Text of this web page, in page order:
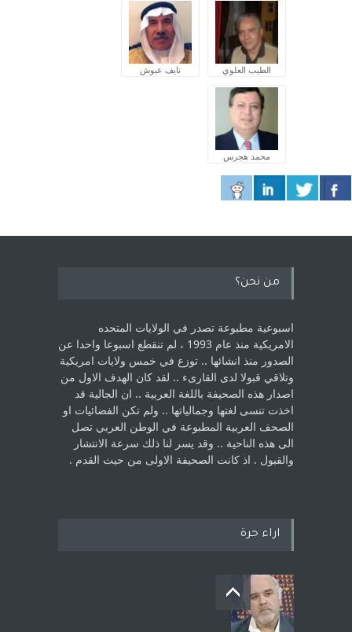
الطيب العلوي نايف عبوش
محمد هجرس
من نحن؟
اسبوعية مطبوعة تصدر في الولايات المتحده
الامريكية منذ عام 1993 ، لم ‏تنقطع اسبوعا واحدا عن
الصدور منذ انشائها .. توزع في خمس ولايات امريكية
‏وتلاقي قبولا لدى القارىء ..‏ لقد كان الهدف الاول من
اصدار هذه الصحيفة باللغة العربية .. ان الجالية قد
اخذت ‏تنسى لغتها وجمالياتها .. ولم تكن الفضائيات او
الصحف العربية المطبوعة في الوطن ‏العربي تصل
الى هذه الناحية .. وقد يسر لنا ذلك سرعة الانتشار
والقبول . اذ كانت ‏الصحيفة الاولى من حيث القدم . ‏
اراء حرة